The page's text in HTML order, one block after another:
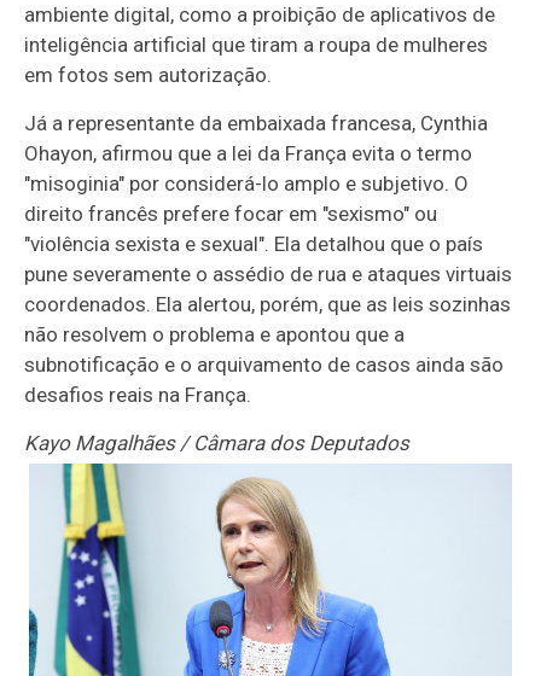
ambiente digital, como a proibição de aplicativos de
inteligência artificial que tiram a roupa de mulheres
em fotos sem autorização.
Já a representante da embaixada francesa, Cynthia
Ohayon, afirmou que a lei da França evita o termo
"misoginia" por considerá-lo amplo e subjetivo. O
direito francês prefere focar em "sexismo" ou
"violência sexista e sexual". Ela detalhou que o país
pune severamente o assédio de rua e ataques virtuais
coordenados. Ela alertou, porém, que as leis sozinhas
não resolvem o problema e apontou que a
subnotificação e o arquivamento de casos ainda são
desafios reais na França.
Kayo Magalhães / Câmara dos Deputados